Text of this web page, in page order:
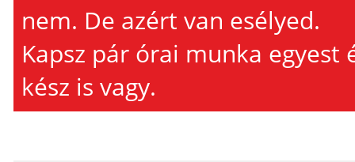
nem. De azért van esélyed.
Kapsz pár órai munka egyest
kész is vagy.